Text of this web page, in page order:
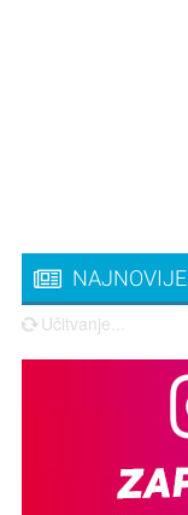
NAJNOVIJE
Učitvanje...